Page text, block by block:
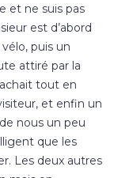
et ne suis pas
est d’abord
puis un
attiré par la
tout en
et enfin un
nous un peu
que les
Les deux autres